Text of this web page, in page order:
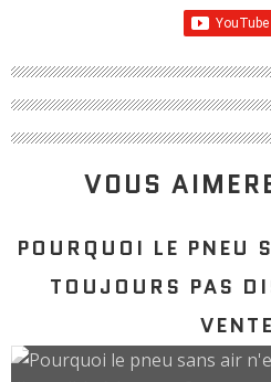
VOUS
POURQUOI LE PNEU
TOUJOURS PAS